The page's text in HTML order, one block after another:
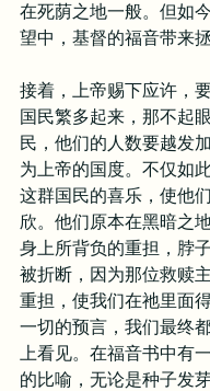
在死荫之地一般。但如
望中，基督的福音带来
接着，上帝赐下应许，
国民繁多起来，那不起
民，他们的人数要越发
为上帝的国度。不仅如
这群国民的喜乐，使他
欣。他们原本在黑暗之
身上所背负的重担，脖
被折断，因为那位救赎
重担，使我们在祂里面
一切的预言，我们最终
上看见。在福音书中有
的比喻，无论是种子发